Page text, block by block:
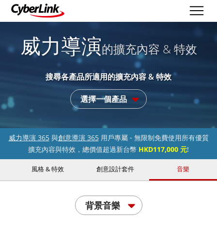
威力導演的擴充內容 & 特效
搜尋各產品所適用的擴充內容 & 特效
選擇一個產品
威力導演 365與創意導演 365用戶專屬 - 無限制免費使用所有優質
擴充內容與特效，總價值超過新台幣 HKD117,000 元!
風格 & 特效 創意設計套件 音樂
背景音樂